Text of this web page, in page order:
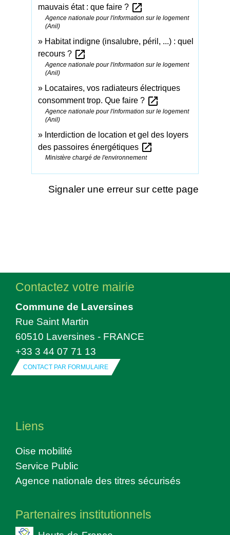
mauvais état : que faire ? open_in_new
Agence nationale pour l'information sur le logement
(Anil)
Habitat indigne (insalubre, péril, ...) : quel
recours ? open_in_new
Agence nationale pour l'information sur le logement
(Anil)
Locataires, vos radiateurs électriques
consomment trop. Que faire ? open_in_new
Agence nationale pour l'information sur le logement
(Anil)
Interdiction de location et gel des loyers
des passoires énergétiques open_in_new
Ministère chargé de l'environnement
Signaler une erreur sur cette page
Contactez votre mairie
Commune de Laversines
Rue Saint Martin
60510 Laversines - FRANCE
+33 3 44 07 71 13
CONTACT PAR FORMULAIRE
Liens
Oise mobilité
Service Public
Agence nationale des titres sécurisés
Partenaires institutionnels